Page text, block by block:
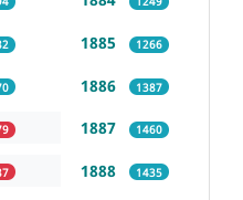
1885 1266
1886 1387
1887 1460
1888 1435